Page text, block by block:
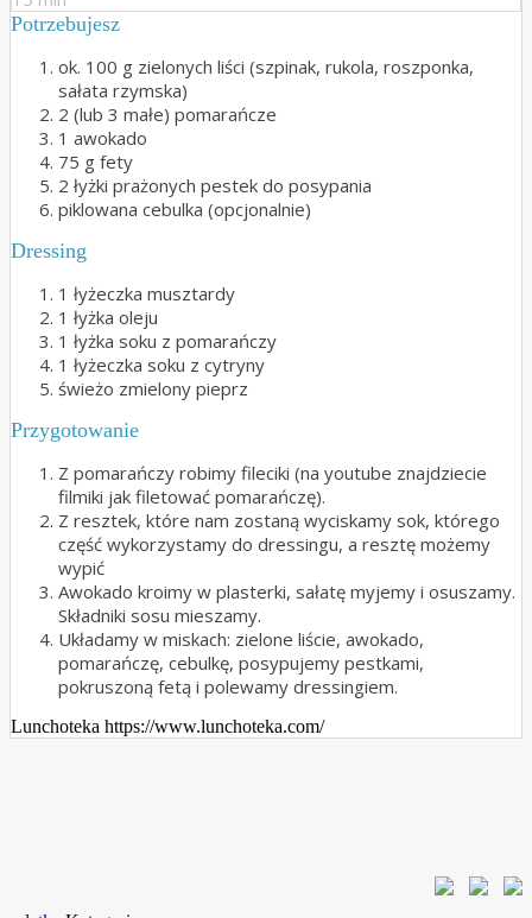
Potrzebujesz
ok. 100 g zielonych liści (szpinak, rukola, roszponka,
sałata rzymska)
2 (lub 3 małe) pomarańcze
1 awokado
75 g fety
2 łyżki prażonych pestek do posypania
piklowana cebulka (opcjonalnie)
Dressing
1 łyżeczka musztardy
1 łyżka oleju
1 łyżka soku z pomarańczy
1 łyżeczka soku z cytryny
świeżo zmielony pieprz
Przygotowanie
Z pomarańczy robimy fileciki (na youtube znajdziecie
filmiki jak filetować pomarańczę).
Z resztek, które nam zostaną wyciskamy sok, którego
część wykorzystamy do dressingu, a resztę możemy
wypić
Awokado kroimy w plasterki, sałatę myjemy i osuszamy.
Składniki sosu mieszamy.
Układamy w miskach: zielone liście, awokado,
pomarańczę, cebulkę, posypujemy pestkami,
pokruszoną fetą i polewamy dressingiem.
Lunchoteka https://www.lunchoteka.com/